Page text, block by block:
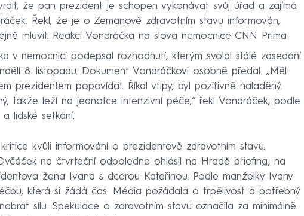
že pan prezident je schopen vykonávat svůj úřad a zajímá
Řekl, že je o Zemanově zdravotním stavu informován,
mluvit. Reakci Vondráčka na slova nemocnice CNN Prima
v nemocnici podepsal rozhodnutí, kterým svolal stálé zasedání
8. listopadu. Dokument Vondráčkovi osobně předal. „Měl
prezidentem popovídat. Říkal vtipy, byl pozitivně naladěný.
takže leží na jednotce intenzivní péče,“ řekl Vondráček, podle
lidské setkání.
kvůli informování o prezidentově zdravotním stavu.
na čtvrteční odpoledne ohlásil na Hradě briefing, na
žena Ivana s dcerou Kateřinou. Podle manželky Ivany
která si žádá čas. Média požádala o trpělivost a potřebný
sílu. Spekulace o zdravotním stavu označila za minimálně